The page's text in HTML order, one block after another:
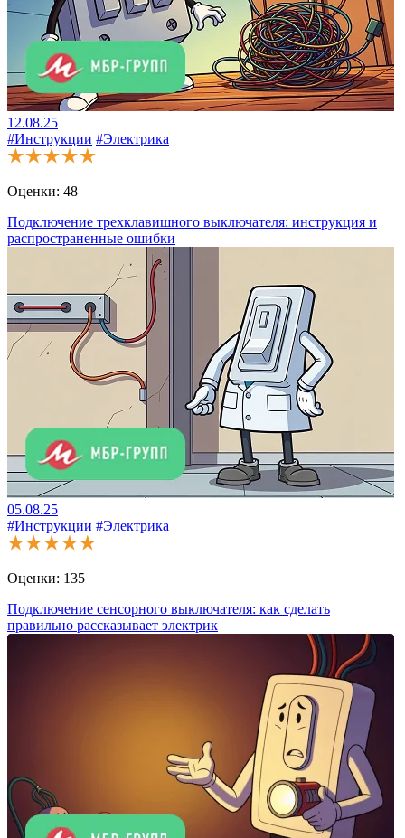
12.08.25
#Инструкции #Электрика
Оценки: 48
Подключение трехклавишного выключателя: инструкция и
распространенные ошибки
05.08.25
#Инструкции #Электрика
Оценки: 135
Подключение сенсорного выключателя: как сделать
правильно рассказывает электрик